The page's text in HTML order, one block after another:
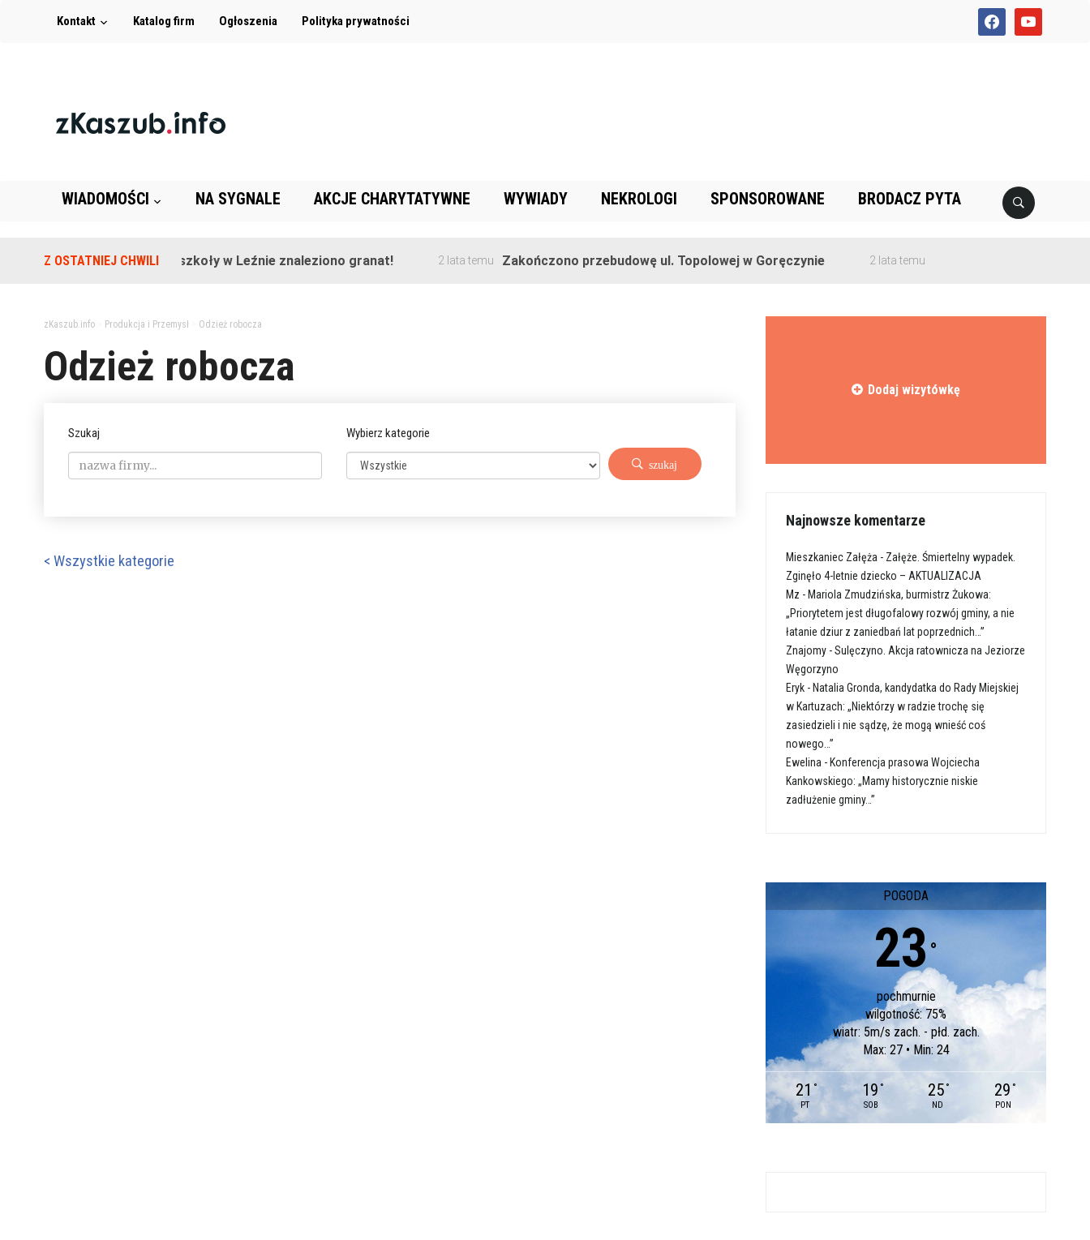
facebookyoutube
Kontakt Katalog firm Ogłoszenia Polityka prywatności
WIADOMOŚCI NA SYGNALE AKCJE CHARYTATYWNE WYWIADY NEKROLOGI SPONSOROWANE BRODACZ PYTA
Z OSTATNIEJ CHWILI
Na terenie szkoły w Leźnie znaleziono granat! 2 lata temu Zakończono przebudowę ul. Topolowej w Goręczynie 2 lata temu
zKaszub.info> Produkcja i Przemysł Odzież robocza
Odzież robocza
Szukaj Wybierz kategorie
szukaj
< Wszystkie kategorie
Dodaj wizytówkę
Najnowsze komentarze
Mieszkaniec Załęża - Załęże. Śmiertelny wypadek.
Zginęło 4-letnie dziecko – AKTUALIZACJA
Mz - Mariola Zmudzińska, burmistrz Żukowa:
„Priorytetem jest długofalowy rozwój gminy, a nie
łatanie dziur z zaniedbań lat poprzednich…”
Znajomy -Sulęczyno. Akcja ratownicza na Jeziorze
Węgorzyno
Eryk - Natalia Gronda, kandydatka do Rady Miejskiej
w Kartuzach: „Niektórzy w radzie trochę się
zasiedzieli i nie sądzę, że mogą wnieść coś
nowego…”
Ewelina - Konferencja prasowa Wojciecha
Kankowskiego: „Mamy historycznie niskie
zadłużenie gminy…”
POGODA
23 °
pochmurnie
wilgotność: 75%
wiatr: 5m/s zach. - płd. zach.
Max: 27 • Min: 24
21 °
PT
19 °
SOB
25 °
ND
29 °
PON